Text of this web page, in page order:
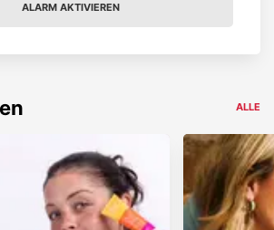
ALARM AKTIVIEREN
ALLE